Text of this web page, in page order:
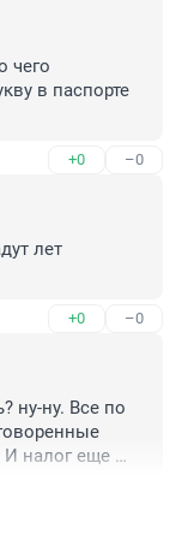
чего
в паспорте
+0 –0
лет
+0 –0
ну-ну. Все по
И налог еще